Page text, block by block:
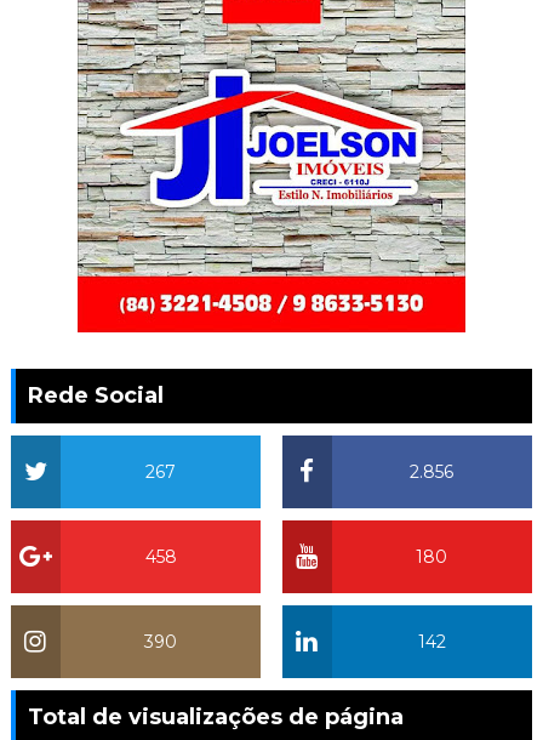
Rede Social
2.856
267
180
458
142
390
Total de visualizações de página